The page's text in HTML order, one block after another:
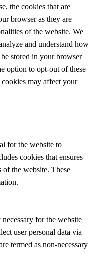
the cookies that are
browser as they are
of the website. We
and understand how
stored in your browser
option to opt-out of these
may affect your
for the website to
cookies that ensures
of the website. These
for the website
user personal data via
termed as non-necessary